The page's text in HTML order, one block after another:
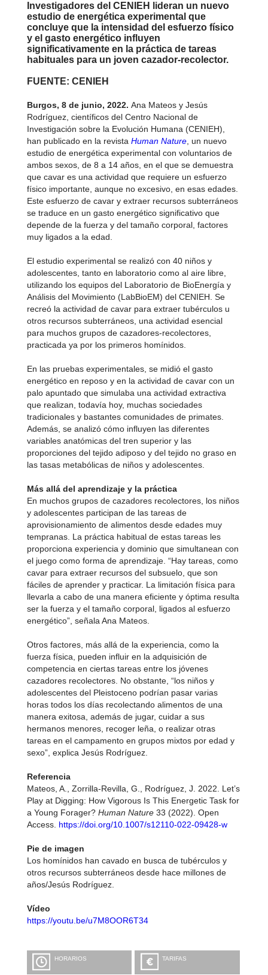
Investigadores del CENIEH lideran un nuevo
estudio de energética experimental que
concluye que la intensidad del esfuerzo físico
y el gasto energético influyen
significativamente en la práctica de tareas
habituales para un joven cazador-recolector.
FUENTE: CENIEH
Burgos, 8 de junio, 2022. Ana Mateos y Jesús
Rodríguez, científicos del Centro Nacional de
Investigación sobre la Evolución Humana (CENIEH),
han publicado en la revista Human Nature, un nuevo
estudio de energética experimental con voluntarios de
ambos sexos, de 8 a 14 años, en el que se demuestra
que cavar es una actividad que requiere un esfuerzo
físico importante, aunque no excesivo, en esas edades.
Este esfuerzo de cavar y extraer recursos subterráneos
se traduce en un gasto energético significativo que
depende de la fuerza y del tamaño corporal, factores
muy ligados a la edad.
El estudio experimental se realizó con 40 niños y
adolescentes, tanto en laboratorio como al aire libre,
utilizando los equipos del Laboratorio de BioEnergía y
Análisis del Movimiento (LabBioEM) del CENIEH. Se
recreó la actividad de cavar para extraer tubérculos u
otros recursos subterráneos, una actividad esencial
para muchos grupos de cazadores-recolectores,
practicada ya por los primeros homínidos.
En las pruebas experimentales, se midió el gasto
energético en reposo y en la actividad de cavar con un
palo apuntado que simulaba una actividad extractiva
que realizan, todavía hoy, muchas sociedades
tradicionales y bastantes comunidades de primates.
Además, se analizó cómo influyen las diferentes
variables anatómicas del tren superior y las
proporciones del tejido adiposo y del tejido no graso en
las tasas metabólicas de niños y adolescentes.
Más allá del aprendizaje y la práctica
En muchos grupos de cazadores recolectores, los niños
y adolescentes participan de las tareas de
aprovisionamiento de alimentos desde edades muy
tempranas. La práctica habitual de estas tareas les
proporciona experiencia y dominio que simultanean con
el juego como forma de aprendizaje. “Hay tareas, como
cavar para extraer recursos del subsuelo, que son
fáciles de aprender y practicar. La limitación física para
llevarla a cabo de una manera eficiente y óptima resulta
ser la fuerza y el tamaño corporal, ligados al esfuerzo
energético”, señala Ana Mateos.
Otros factores, más allá de la experiencia, como la
fuerza física, pueden influir en la adquisición de
competencia en ciertas tareas entre los jóvenes
cazadores recolectores. No obstante, “los niños y
adolescentes del Pleistoceno podrían pasar varias
horas todos los días recolectando alimentos de una
manera exitosa, además de jugar, cuidar a sus
hermanos menores, recoger leña, o realizar otras
tareas en el campamento en grupos mixtos por edad y
sexo”, explica Jesús Rodríguez.
Referencia
Mateos, A., Zorrilla‐Revilla, G., Rodríguez, J. 2022. Let’s
Play at Digging: How Vigorous Is This Energetic Task for
a Young Forager? Human Nature33 (2022). Open
Access. https://doi.org/10.1007/s12110-022-09428-w
Pie de imagen
Los homínidos han cavado en busca de tubérculos y
otros recursos subterráneos desde hace millones de
años/Jesús Rodríguez.
Vídeo
https://youtu.be/u7M8OOR6T34
HORARIOS TARIFAS